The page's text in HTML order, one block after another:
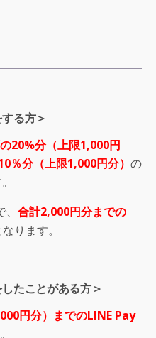
する方＞
20%分（上限1,000円
％分（上限1,000円分） の
合計2,000円分までの
なります。
したことがある方＞
円分）までのLINE Pay